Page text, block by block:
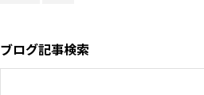
ブログ記事検索